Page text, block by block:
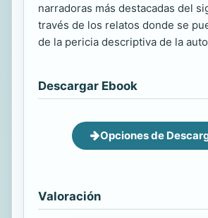
narradoras más destacadas del
través de los relatos donde se
de la pericia descriptiva de la
Descargar Ebook
Opciones de
Valoración